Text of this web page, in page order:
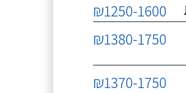
₪1250-1600
₪1380-1750
₪1370-1750